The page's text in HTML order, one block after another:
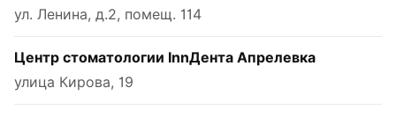
ул. Ленина, д.2, помещ. 114
Центр стоматологии InnДента Апрелевка
улица Кирова, 19